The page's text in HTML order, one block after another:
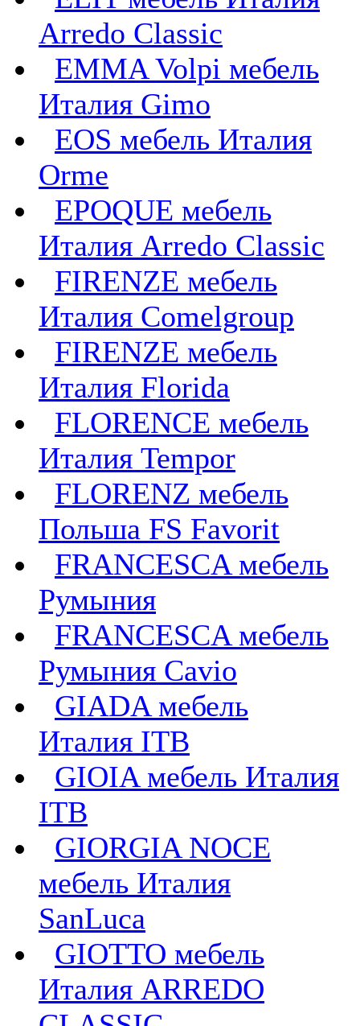
Arredo Classic
EMMA Volpi мебель
Италия Gimo
EOS мебель Италия
Orme
EPOQUE мебель
Италия Arredo Classic
FIRENZE мебель
Италия Comelgroup
FIRENZE мебель
Италия Florida
FLORENCE мебель
Италия Tempor
FLORENZ мебель
Польша FS Favorit
FRANCESCA мебель
Румыния
FRANCESCA мебель
Румыния Cavio
GIADA мебель
Италия ITB
GIOIA мебель Италия
ITB
GIORGIA NOCE
мебель Италия
SanLuca
GIOTTO мебель
Италия ARREDO